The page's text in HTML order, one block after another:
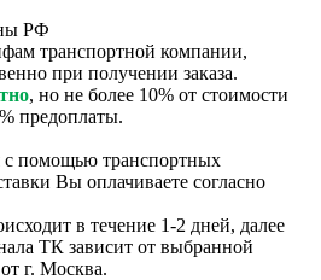
РФ
транспортной компании,
при получении заказа.
, но не более 10% от стоимости
предоплаты.
с помощью транспортных
Вы оплачиваете согласно
в течение 1-2 дней, далее
ТК зависит от выбранной
г. Москва.